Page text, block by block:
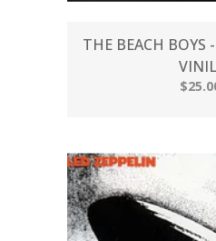
THE BEACH BOYS